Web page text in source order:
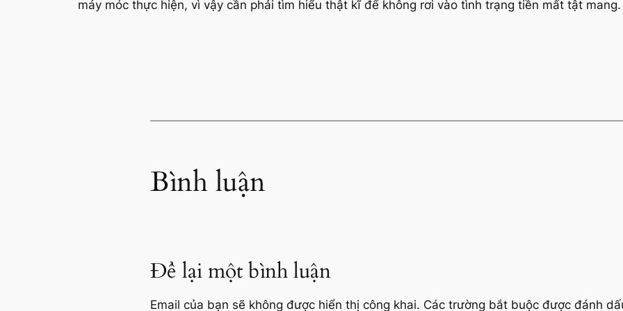
máy móc thực hiện, vì vậy cần phải tìm hiểu thật kĩ để không rơi vào tình trạng tiền mất tật mang.
Bình luận
Để lại một bình luận
Email của bạn sẽ không được hiển thị công khai. Các trường bắt buộc được đánh